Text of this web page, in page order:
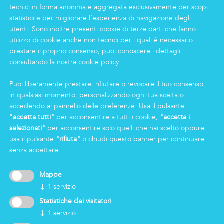
INFORMAZIONI
Gruppo
Certificazioni
News
Markas Family
Press
AREA RISERVATA
tecnici in forma anonima e aggregata esclusivamente per scopi
statistici e per migliorare l’esperienza di navigazione degli
utenti. Sono inoltre presenti cookie di terze parti che fanno
utilizzo di cookie anche non tecnici per i quali è necessario
prestare il proprio consenso; puoi conoscere i dettagli
consultando la nostra cookie policy.
Puoi liberamente prestare, rifiutare o revocare il tuo consenso,
in qualsiasi momento, personalizzando ogni tua scelta o
accedendo al pannello delle preferenze. Usa il pulsante
"accetta tutti" per acconsentire a tutti i cookie, "accetta i
selezionati" per acconsentire solo quelli che hai scelto oppure
usa il pulsante "rifiuta" o chiudi questo banner per continuare
senza accettare.
Mappe
↓ 1 servizio
Statistiche dei visitatori
↓ 1 servizio